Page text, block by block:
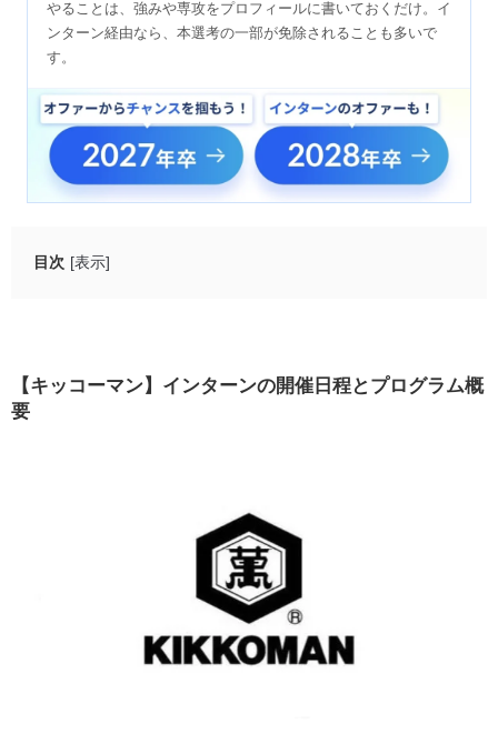
やることは、強みや専攻をプロフィールに書いておくだけ。イ
ンターン経由なら、本選考の一部が免除されることも多いで
す。
目次 [表示]
【受付終了】【理系修士向け】食品の商品開発が学
【理工系修士向け】関西・関東2拠点で実施する食品
エンジニアリング2日間プログラム
【キッコーマン】インターン参加者への本選考優遇
食品メーカー業界の早期選考オファーを受け取りた
いなら、OfferBoxに登録しておこう
【キッコーマン】インターンの開催日程とプログラム概
要